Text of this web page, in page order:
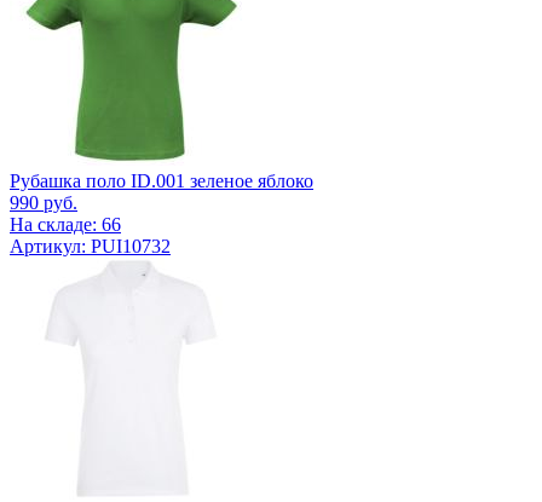
Рубашка поло ID.001 зеленое яблоко
990 руб.
На складе: 66
Артикул: PUI10732